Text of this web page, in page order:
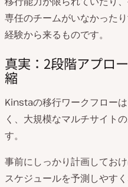
専任のチームがいなかった
経験から来るものです。
真実：2段階アプロ
縮
Kinstaの移行ワークフロー
く、大規模なマルチサイト
す。
事前にしっかり計画してお
スケジュールを予測しやすく